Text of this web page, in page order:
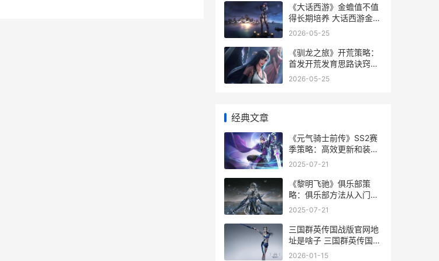
《大话西游》金蟾值不值
得长期培养 大话西游金婚
什么意思
2026-05-25
《驯龙之旅》开荒策略：
首发开荒发育思路诀窍同
享 驯龙之路完整版各种龙
2026-05-25
经典文章
《元气骑士前传》SS2赛
季策略：高效更新和装备
打造指导 元气骑士前传下
2025-07-21
《黎明飞驰》俱乐部策
略：俱乐部方法从入门到
精通 黎明飞天鳐
2025-07-21
三国群英传国战版官网地
址是啥子 三国群英传国战
版贴吧
2026-01-15